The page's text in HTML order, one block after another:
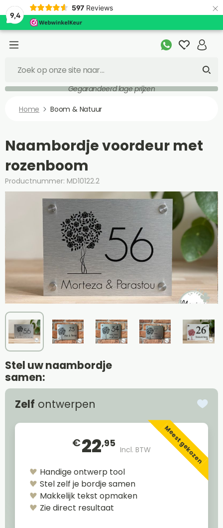
9,4
597 Reviews ×
Gegarandeerd lage prijzen
Home Boom & Natuur
Naambordje voordeur met
rozenboom
Productnummer: MD10122.2
Stel uw naambordje
samen:
Zelf ontwerpen
€22,95
Incl. BTW Meest gekozen
Handige ontwerp tool
Stel zelf je bordje samen
Makkelijk tekst opmaken
Zie direct resultaat